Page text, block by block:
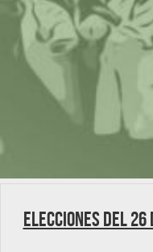
Elecciones del 26